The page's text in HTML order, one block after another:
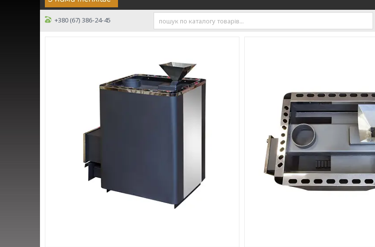
+380 (67) 386-24-45